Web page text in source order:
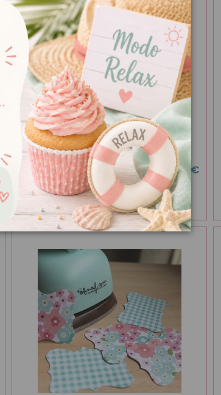
Troqueladora círculo 3,8 cm 7,95 €
Añadir al carrito